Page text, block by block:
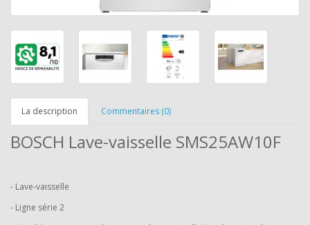
La description Commentaires (0)
BOSCH Lave-vaisselle SMS25AW10F
- Lave-vaisselle
- Ligne série 2